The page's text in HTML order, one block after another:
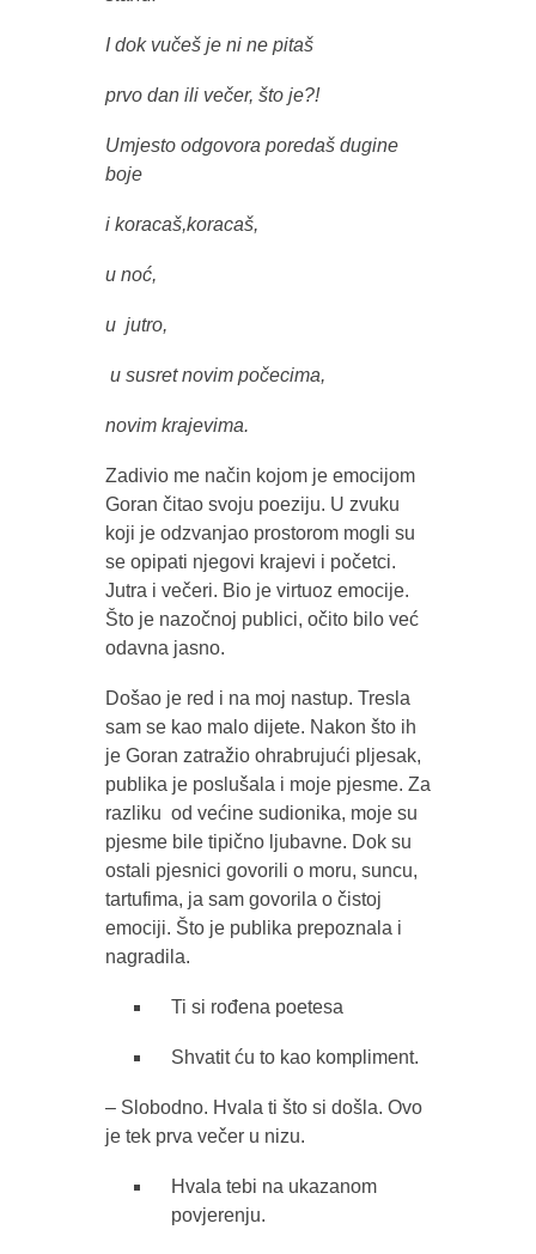
I dok vučeš je ni ne pitaš
prvo dan ili večer, što je?!
Umjesto odgovora poredaš dugine
boje
i koracaš,koracaš,
u noć,
u jutro,
u susret novim počecima,
novim krajevima.
Zadivio me način kojom je emocijom
Goran čitao svoju poeziju. U zvuku
koji je odzvanjao prostorom mogli su
se opipati njegovi krajevi i početci.
Jutra i večeri. Bio je virtuoz emocije.
Što je nazočnoj publici, očito bilo već
odavna jasno.
Došao je red i na moj nastup. Tresla
sam se kao malo dijete. Nakon što ih
je Goran zatražio ohrabrujući pljesak,
publika je poslušala i moje pjesme. Za
razliku od većine sudionika, moje su
pjesme bile tipično ljubavne. Dok su
ostali pjesnici govorili o moru, suncu,
tartufima, ja sam govorila o čistoj
emociji. Što je publika prepoznala i
nagradila.
Ti si rođena poetesa
Shvatit ću to kao kompliment.
– Slobodno. Hvala ti što si došla. Ovo
je tek prva večer u nizu.
Hvala tebi na ukazanom
povjerenju.